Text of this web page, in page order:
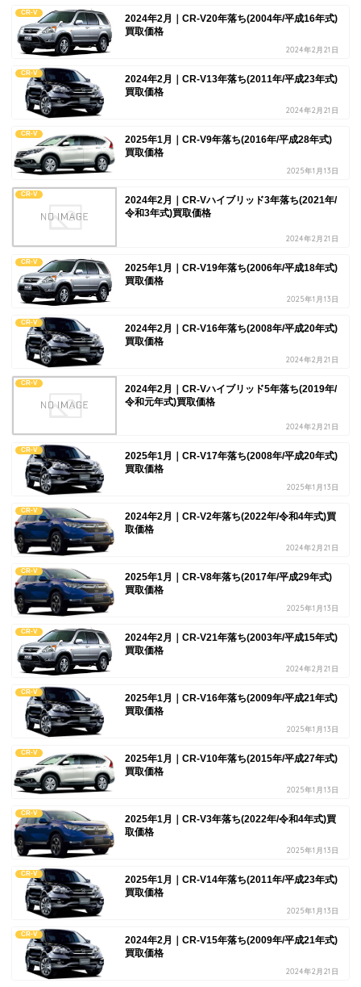
CR-V
2024年2月｜CR-V20年落ち(2004年/平成16年式)
買取価格
2024年2月21日
CR-V
2024年2月｜CR-V13年落ち(2011年/平成23年式)
買取価格
2024年2月21日
CR-V
2025年1月｜CR-V9年落ち(2016年/平成28年式)
買取価格
2025年1月13日
CR-V
2024年2月｜CR-Vハイブリッド3年落ち(2021年/
令和3年式)買取価格
2024年2月21日
CR-V
2025年1月｜CR-V19年落ち(2006年/平成18年式)
買取価格
2025年1月13日
CR-V
2024年2月｜CR-V16年落ち(2008年/平成20年式)
買取価格
2024年2月21日
CR-V
2024年2月｜CR-Vハイブリッド5年落ち(2019年/
令和元年式)買取価格
2024年2月21日
CR-V
2025年1月｜CR-V17年落ち(2008年/平成20年式)
買取価格
2025年1月13日
CR-V
2024年2月｜CR-V2年落ち(2022年/令和4年式)買
取価格
2024年2月21日
CR-V
2025年1月｜CR-V8年落ち(2017年/平成29年式)
買取価格
2025年1月13日
CR-V
2024年2月｜CR-V21年落ち(2003年/平成15年式)
買取価格
2024年2月21日
CR-V
2025年1月｜CR-V16年落ち(2009年/平成21年式)
買取価格
2025年1月13日
CR-V
2025年1月｜CR-V10年落ち(2015年/平成27年式)
買取価格
2025年1月13日
CR-V
2025年1月｜CR-V3年落ち(2022年/令和4年式)買
取価格
2025年1月13日
CR-V
2025年1月｜CR-V14年落ち(2011年/平成23年式)
買取価格
2025年1月13日
CR-V
2024年2月｜CR-V15年落ち(2009年/平成21年式)
買取価格
2024年2月21日